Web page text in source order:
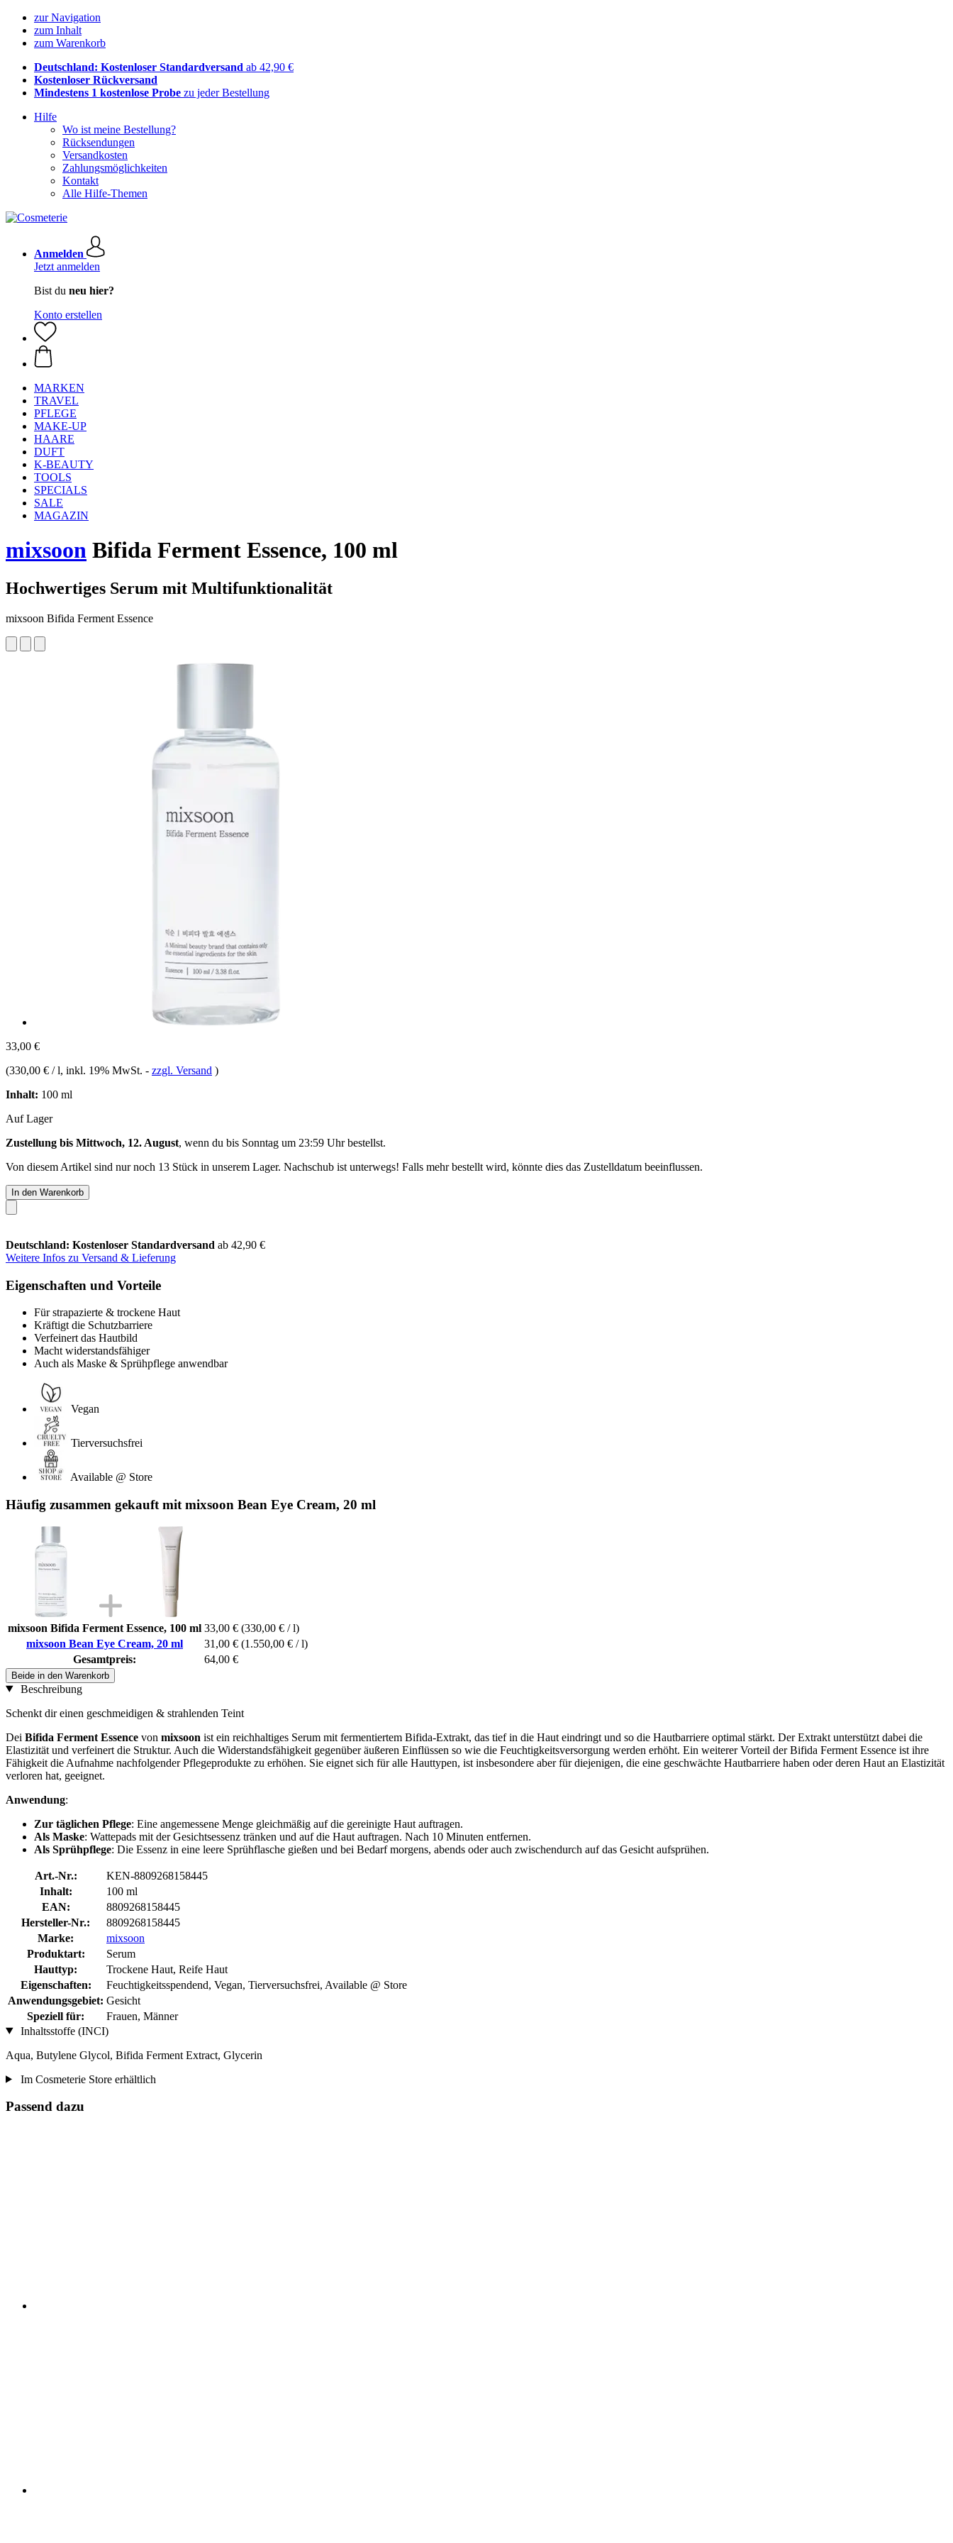
zur Navigation
zum Inhalt
zum Warenkorb
Deutschland: Kostenloser Standardversand ab 42,90 €
Kostenloser Rückversand
Mindestens 1 kostenlose Probe zu jeder Bestellung
Hilfe
Wo ist meine Bestellung?
Rücksendungen
Versandkosten
Zahlungsmöglichkeiten
Kontakt
Alle Hilfe-Themen
Anmelden
Jetzt anmelden
Bist du neu hier?
Konto erstellen
MARKEN
TRAVEL
PFLEGE
MAKE-UP
HAARE
DUFT
K-BEAUTY
TOOLS
SPECIALS
SALE
MAGAZIN
mixsoon Bifida Ferment Essence, 100 ml
Hochwertiges Serum mit Multifunktionalität
mixsoon Bifida Ferment Essence
33,00 €
(330,00 € / l, inkl. 19% MwSt. - zzgl. Versand )
Inhalt: 100 ml
Auf Lager
Zustellung bis Mittwoch, 12. August, wenn du bis Sonntag um 23:59 Uhrbestellst.
Von diesem Artikel sind nur noch 13 Stück in unserem Lager. Nachschub ist unterwegs! Falls mehr bestellt wird, könnte dies das Zustelldatum beeinflussen.
In den Warenkorb
Deutschland: Kostenloser Standardversand ab 42,90 €
Weitere Infos zu Versand & Lieferung
Eigenschaften und Vorteile
Für strapazierte & trockene Haut
Kräftigt die Schutzbarriere
Verfeinert das Hautbild
Macht widerstandsfähiger
Auch als Maske & Sprühpflege anwendbar
Vegan
Tierversuchsfrei
Available @ Store
Häufig zusammen gekauft mit mixsoon Bean Eye Cream, 20 ml
mixsoon Bifida Ferment Essence, 100 ml 33,00 € (330,00 € / l)
mixsoon Bean Eye Cream, 20 ml
31,00 € (1.550,00 € / l)
Gesamtpreis:
64,00 €
Beide in den Warenkorb
Beschreibung
Schenkt dir einen geschmeidigen & strahlenden Teint
Dei Bifida Ferment Essence von mixsoon ist ein reichhaltiges Serum mit fermentiertem Bifida-Extrakt, das tief in die Haut eindringt und so die Hautbarriere optimal stärkt. Der Extrakt unterstützt dabei die
Elastizität und verfeinert die Struktur. Auch die Widerstandsfähigkeit gegenüber äußeren Einflüssen so wie die Feuchtigkeitsversorgung werden erhöht. Ein weiterer Vorteil der Bifida Ferment Essence ist ihre
Fähigkeit die Aufnahme nachfolgender Pflegeprodukte zu erhöhen. Sie eignet sich für alle Hauttypen, ist insbesondere aber für diejenigen, die eine geschwächte Hautbarriere haben oder deren Haut an Elastizität
verloren hat, geeignet.
Anwendung:
Zur täglichen Pflege: Eine angemessene Menge gleichmäßig auf die gereinigte Haut auftragen.
Als Maske: Wattepads mit der Gesichtsessenz tränken und auf die Haut auftragen. Nach 10 Minuten entfernen.
Als Sprühpflege: Die Essenz in eine leere Sprühflasche gießen und bei Bedarf morgens, abends oder auch zwischendurch auf das Gesicht aufsprühen.
Art.-Nr.:
KEN-8809268158445
Inhalt:
100 ml
EAN:
8809268158445
Hersteller-Nr.:
8809268158445
Marke:
mixsoon
Produktart:
Serum
Hauttyp:
Trockene Haut, Reife Haut
Eigenschaften:
Feuchtigkeitsspendend, Vegan, Tierversuchsfrei, Available @ Store
Anwendungsgebiet: Gesicht
Speziell für:
Frauen, Männer
Inhaltsstoffe (INCI)
Aqua, Butylene Glycol, Bifida Ferment Extract, Glycerin
Im Cosmeterie Store erhältlich
Passend dazu